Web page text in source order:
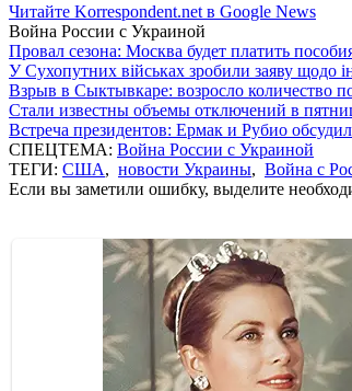
Читайте Korrespondent.net в Google News
Война России с Украиной
Провал сезона: Москва будет платить
У Сухопутних військах зробили заяву щодо
Взрыв в Сыктывкаре: возросло количество
Стали известны объемы отключений в
Встреча президентов: Ермак и Рубио
СПЕЦТЕМА: Война России с Украиной
ТЕГИ: США, новости Украины, Война с
Если вы заметили ошибку, выделите